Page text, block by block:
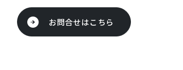
お問合せはこちら